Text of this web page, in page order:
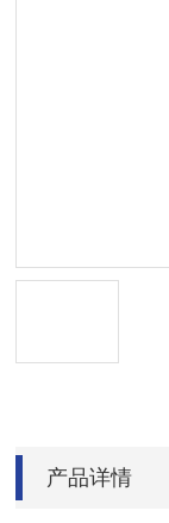
产品详情